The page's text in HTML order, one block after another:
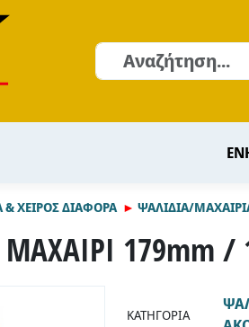
ΧΕΙΡΟΣ ΔΙΑΦΟΡΑ ΨΑΛΙΔΙΑ/
ΜΑΧΑΙΡΙ 179mm /
ΚΑΤΗΓΟΡΊΑ